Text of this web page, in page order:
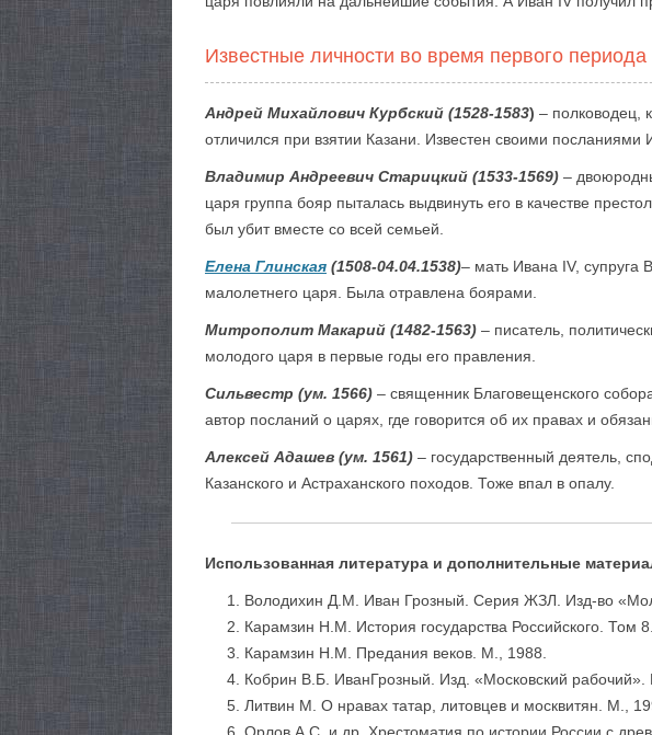
Известные личности во время первого
Андрей Михайлович Курбский (1528-1583) – полководец,
отличился при взятии Казани. Известен своими посланиями
Владимир Андреевич Старицкий (1533-1569) –
царя группа бояр пыталась выдвинуть его в качестве
был убит вместе со всей семьей.
Елена Глинская (1508-04.04.1538)– мать Ивана IV, супруга
малолетнего царя. Была отравлена боярами.
Митрополит Макарий (1482-1563) – писатель,
молодого царя в первые годы его правления.
Сильвестр (ум. 1566) – священник Благовещенского
автор посланий о царях, где говорится об их правах и
Алексей Адашев (ум. 1561) – государственный деятель,
Казанского и Астраханского походов. Тоже впал в опалу.
Использованная литература и дополнительные
Володихин Д.М. Иван Грозный. Серия ЖЗЛ. Изд-во
Карамзин Н.М. История государства Российского. Том
Карамзин Н.М. Предания веков. М., 1988.
Кобрин В.Б. ИванГрозный. Изд. «Московский рабочий».
Литвин М. О нравах татар, литовцев и москвитян. М.,